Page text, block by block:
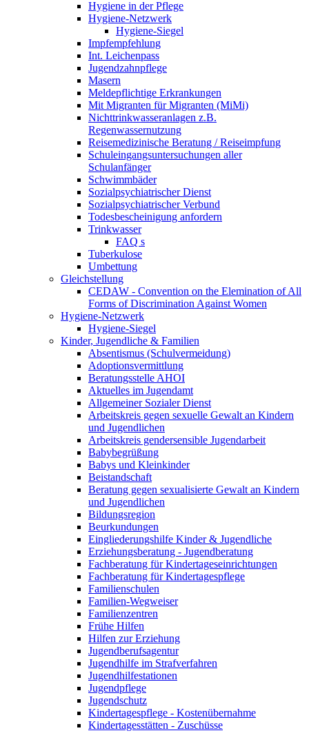
Hygiene in der Pflege
Hygiene-Netzwerk
Hygiene-Siegel
Impfempfehlung
Int. Leichenpass
Jugendzahnpflege
Masern
Meldepflichtige Erkrankungen
Mit Migranten für Migranten (MiMi)
Nichttrinkwasseranlagen z.B.
Regenwassernutzung
Reisemedizinische Beratung / Reiseimpfung
Schuleingangsuntersuchungen aller
Schulanfänger
Schwimmbäder
Sozialpsychiatrischer Dienst
Sozialpsychiatrischer Verbund
Todesbescheinigung anfordern
Trinkwasser
FAQ s
Tuberkulose
Umbettung
Gleichstellung
CEDAW - Convention on the Elemination of All
Forms of Discrimination Against Women
Hygiene-Netzwerk
Hygiene-Siegel
Kinder, Jugendliche & Familien
Absentismus (Schulvermeidung)
Adoptionsvermittlung
Beratungsstelle AHOI
Aktuelles im Jugendamt
Allgemeiner Sozialer Dienst
Arbeitskreis gegen sexuelle Gewalt an Kindern
und Jugendlichen
Arbeitskreis gendersensible Jugendarbeit
Babybegrüßung
Babys und Kleinkinder
Beistandschaft
Beratung gegen sexualisierte Gewalt an Kindern
und Jugendlichen
Bildungsregion
Beurkundungen
Eingliederungshilfe Kinder & Jugendliche
Erziehungsberatung - Jugendberatung
Fachberatung für Kindertageseinrichtungen
Fachberatung für Kindertagespflege
Familienschulen
Familien-Wegweiser
Familienzentren
Frühe Hilfen
Hilfen zur Erziehung
Jugendberufsagentur
Jugendhilfe im Strafverfahren
Jugendhilfestationen
Jugendpflege
Jugendschutz
Kindertagespflege - Kostenübernahme
Kindertagesstätten - Zuschüsse